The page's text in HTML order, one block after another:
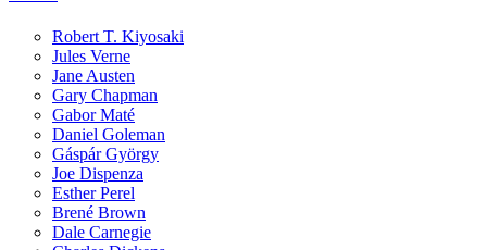
Robert T. Kiyosaki
Jules Verne
Jane Austen
Gary Chapman
Gabor Maté
Daniel Goleman
Gáspár György
Joe Dispenza
Esther Perel
Brené Brown
Dale Carnegie